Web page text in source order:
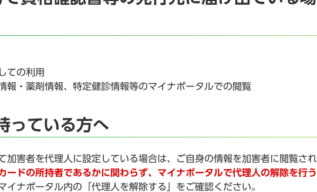
ての利用
報・薬剤情報、特定健診情報等のマイナポータルでの閲覧
っている方へ
加害者を代理人に設定している場合は、ご自身の情報を加害者に閲覧され
ードの所持者であるかに関わらず、マイナポータルで代理人の解除を行う
イナポータル内の「代理人を解除する」をご確認ください。